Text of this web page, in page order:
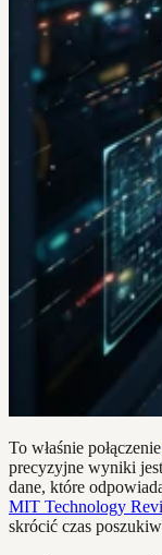
To właśnie połączenie
precyzyjne wyniki
dane, które
MIT Technology
skrócić czas